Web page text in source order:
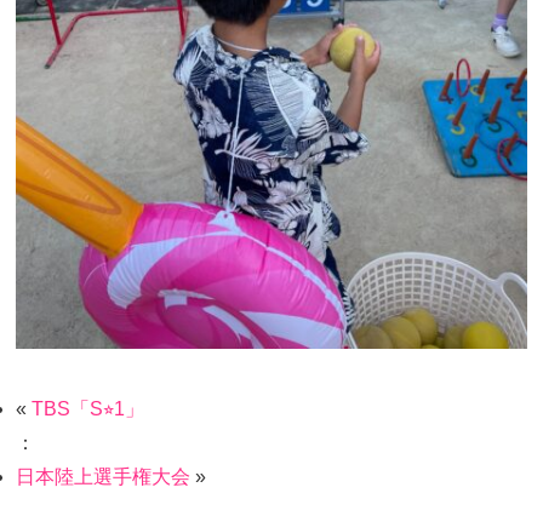
«TBS「S⭐︎1」
：
日本陸上選手権大会 »